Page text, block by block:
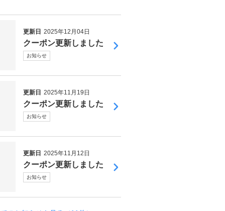
更新日 2025年12月04日
クーポン更新しました
お知らせ
更新日 2025年11月19日
クーポン更新しました
お知らせ
更新日 2025年11月12日
クーポン更新しました
お知らせ